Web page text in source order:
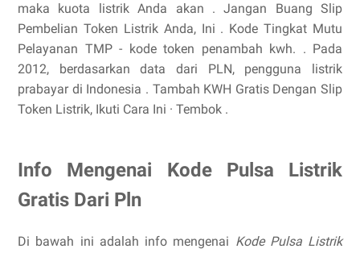
maka kuota listrik Anda akan . Jangan Buang Slip
Pembelian Token Listrik Anda, Ini . Kode Tingkat Mutu
Pelayanan TMP - kode token penambah kwh. . Pada
2012, berdasarkan data dari PLN, pengguna listrik
prabayar di Indonesia . Tambah KWH Gratis Dengan Slip
Token Listrik, Ikuti Cara Ini · Tembok .
Info Mengenai Kode Pulsa Listrik
Gratis Dari Pln
Di bawah ini adalah info mengenai Kode Pulsa Listrik